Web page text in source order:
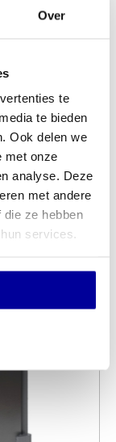
Over
te
te bieden
Ook delen we
met onze
analyse. Deze
met andere
ze hebben
services.
mm H x B x D